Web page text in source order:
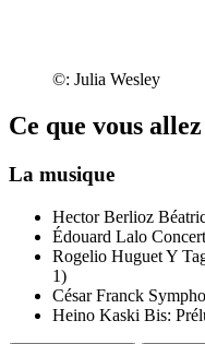
©: Julia Wesley
Ce que vous
La musique
Hector Berlioz
Édouard Lalo
Rogelio Huguet Y
1)
César Franck
Heino Kaski Bis: